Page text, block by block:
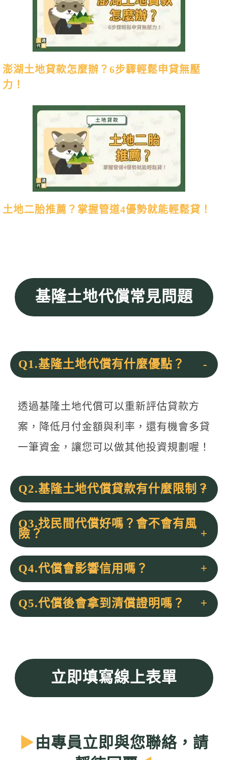
澎湖土地貸款怎麼辦？6步驟輕鬆申貸無壓
力！
土地二胎推薦？掌握管道4優勢就能輕鬆貸！
基隆土地代償常見問題
Q1.基隆土地代償有什麼優點？
透過基隆土地代償可以重新評估貸款方
案，降低月付金額與利率，還有機會多貸
一筆資金，讓您可以做其他投資規劃喔！
Q2.基隆土地代償貸款有什麼限制？
Q3.找民間代償好嗎？會不會有風
險？
Q4.代償會影響信用嗎？
Q5.代償後會拿到清償證明嗎？
立即填寫線上表單
▶由專員立即與您聯絡，請